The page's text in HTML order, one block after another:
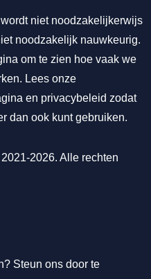
niet noodzakelijkerwijs
noodzakelijk nauwkeurig.
om te zien hoe vaak we
Lees onze
en privacybeleid zodat
dan ook kunt gebruiken.
2026. Alle rechten
Steun ons door te